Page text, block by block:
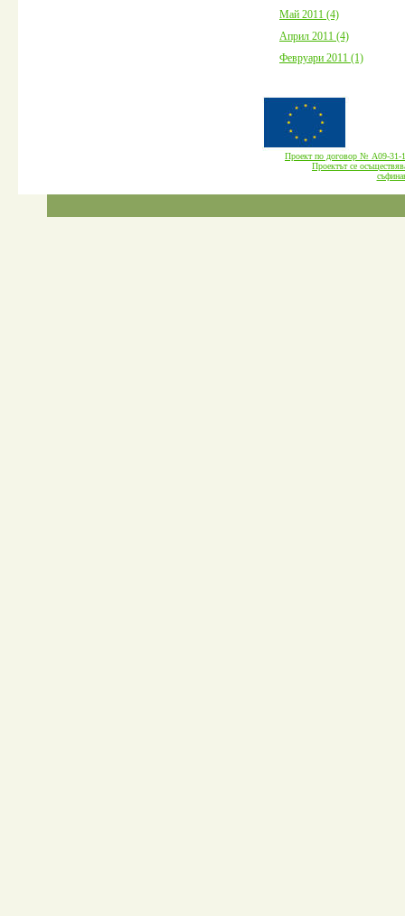
Май 2011 (4)
Април 2011 (4)
Февруари 2011 (1)
Проект по договор № А09-
Проектът се